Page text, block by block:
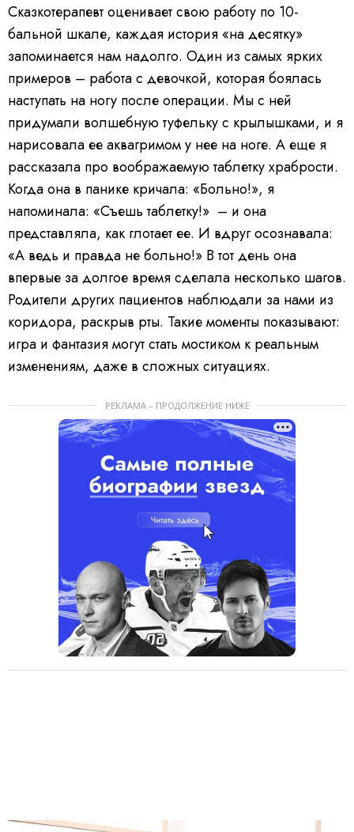
Сказкотерапевт оценивает свою работу по 10-
бальной шкале, каждая история «на десятку»
запоминается нам надолго. Один из самых ярких
примеров – работа с девочкой, которая боялась
наступать на ногу после операции. Мы с ней
придумали волшебную туфельку с крылышками, и я
нарисовала ее аквагримом у нее на ноге. А еще я
рассказала про воображаемую таблетку храбрости.
Когда она в панике кричала: «Больно!», я
напоминала: «Съешь таблетку!» – и она
представляла, как глотает ее. И вдруг осознавала:
«А ведь и правда не больно!» В тот день она
впервые за долгое время сделала несколько шагов.
Родители других пациентов наблюдали за нами из
коридора, раскрыв рты. Такие моменты показывают:
игра и фантазия могут стать мостиком к реальным
изменениям, даже в сложных ситуациях.
РЕКЛАМА – ПРОДОЛЖЕНИЕ НИЖЕ